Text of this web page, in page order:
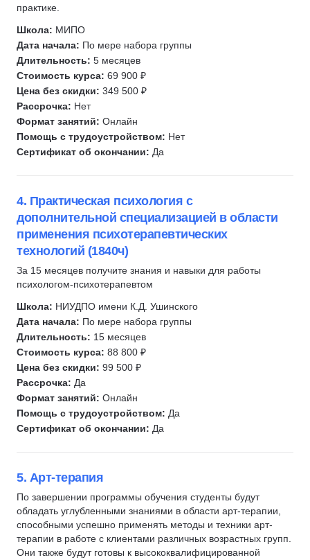
практике.
Школа: МИПО
Дата начала: По мере набора группы
Длительность: 5 месяцев
Стоимость курса: 69 900 ₽
Цена без скидки: 349 500 ₽
Рассрочка: Нет
Формат занятий: Онлайн
Помощь с трудоустройством: Нет
Сертификат об окончании: Да
4. Практическая психология с
дополнительной специализацией в области
применения психотерапевтических
технологий (1840ч)
За 15 месяцев получите знания и навыки для работы
психологом-психотерапевтом
Школа: НИУДПО имени К.Д. Ушинского
Дата начала: По мере набора группы
Длительность: 15 месяцев
Стоимость курса: 88 800 ₽
Цена без скидки: 99 500 ₽
Рассрочка: Да
Формат занятий: Онлайн
Помощь с трудоустройством: Да
Сертификат об окончании: Да
5. Арт-терапия
По завершении программы обучения студенты будут
обладать углубленными знаниями в области арт-терапии,
способными успешно применять методы и техники арт-
терапии в работе с клиентами различных возрастных групп.
Они также будут готовы к высококвалифицированной